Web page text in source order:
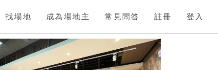
找場地 成為場地主 常見問答 註冊 登入